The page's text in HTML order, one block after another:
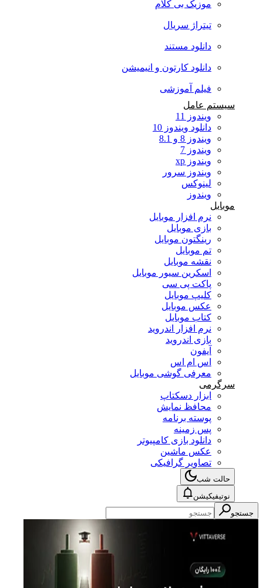
موزیک بی کلام
تیتراژ سریال
دانلود مستند
دانلود کارتون و انیمیشن
فیلم آموزشی
سیستم عامل
ویندوز 11
دانلود ویندوز 10
ویندوز 8 و 8.1
ویندوز 7
ویندوز xp
ویندوز سرور
لینوکس
ویندوز
موبایل
نرم افزار موبایل
بازی موبایل
رینگتون موبایل
تم موبایل
نقشه موبایل
اسکرین سیور موبایل
پاکت پی سی
کلیپ موبایل
عکس موبایل
کتاب موبایل
نرم افزار اندروید
بازی اندروید
آیفون
اس ام اس
معرفی گوشی موبایل
سرگرمی
ابزار دسکتاپ
محافظ نمایش
پوسته برنامه
پس زمینه
دانلود بازی کامپیوتر
عکس ماشین
تصاویر گرافیکی
حالت شب
نوتیفیکیشن
جستجو